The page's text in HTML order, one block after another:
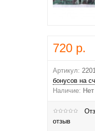
720 р.
Артикул:
бонусов на
Наличие:
отзыв